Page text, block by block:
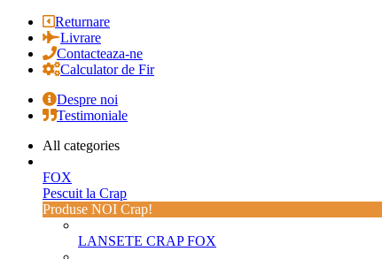
Returnare
Livrare
Contacteaza-ne
Calculator de Fir
Despre noi
Testimoniale
All categories
FOX
Pescuit la Crap
Produse NOI Crap!
LANSETE CRAP FOX